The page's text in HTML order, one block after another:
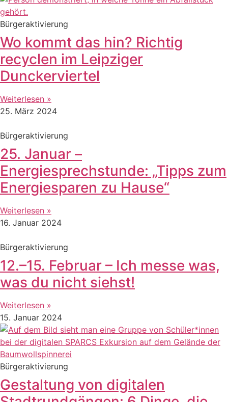
Bürgeraktivierung
Wo kommt das hin? Richtig
recyclen im Leipziger
Dunckerviertel
Weiterlesen »
25. März 2024
Bürgeraktivierung
25. Januar –
Energiesprechstunde: „Tipps zum
Energiesparen zu Hause“
Weiterlesen »
16. Januar 2024
Bürgeraktivierung
12.–15. Februar – Ich messe was,
was du nicht siehst!
Weiterlesen »
15. Januar 2024
Bürgeraktivierung
Gestaltung von digitalen